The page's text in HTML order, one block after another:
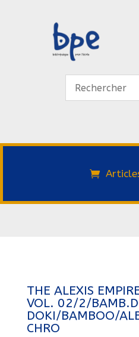
THE ALEXIS
VOL. 02/2/
DOKI/BAMBOO/
CHRO